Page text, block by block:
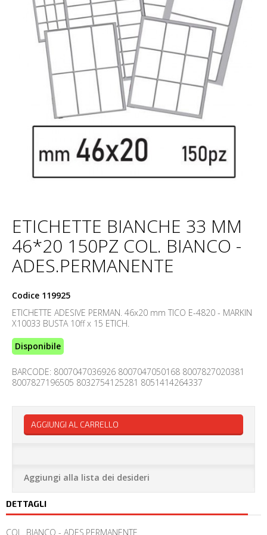
ETICHETTE BIANCHE 33 MM
46*20 150PZ COL. BIANCO -
ADES.PERMANENTE
Codice 119925
ETICHETTE ADESIVE PERMAN. 46x20 mm TICO E-4820 - MARKIN
X10033 BUSTA 10ff x 15 ETICH.
Disponibile
BARCODE: 8007047036926 8007047050168 8007827020381
8007827196505 8032754125281 8051414264337
AGGIUNGI AL CARRELLO
Aggiungi alla lista dei desideri
DETTAGLI
COL. BIANCO - ADES.PERMANENTE